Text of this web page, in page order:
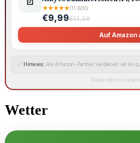
★★★★★(11.800)
€9,99€14,99
Auf Amazon
🔗 Hinweis: Als Amazon-Partner verdienen wir an
Preise können
Wetter